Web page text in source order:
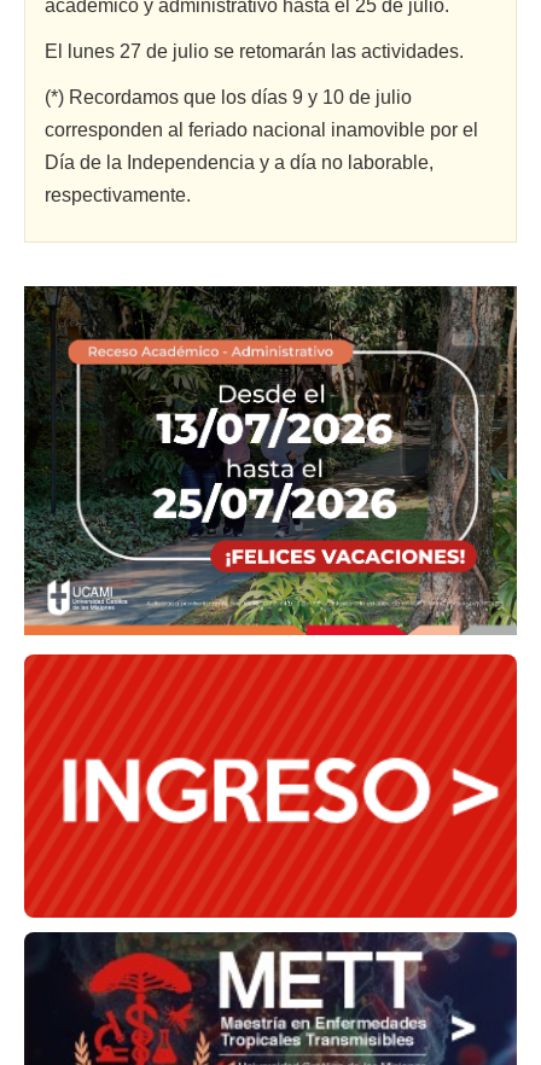
académico y administrativo hasta el 25 de julio.
El lunes 27 de julio se retomarán las actividades.
(*) Recordamos que los días 9 y 10 de julio
corresponden al feriado nacional inamovible por el
Día de la Independencia y a día no laborable,
respectivamente.